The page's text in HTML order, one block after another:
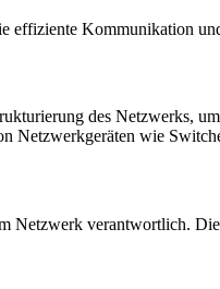
effiziente Kommunikation
des Netzwerks,
Netzwerkgeräten wie
Netzwerk verantwortlich.